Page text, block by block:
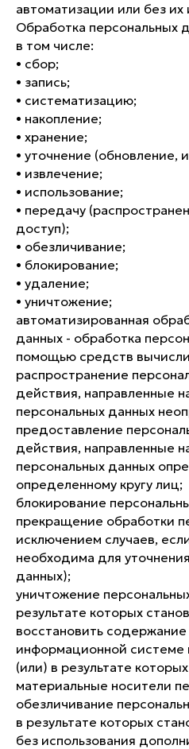
автоматизации или без их
Обработка персональных
в том числе:
• сбор;
• запись;
• систематизацию;
• накопление;
• хранение;
• уточнение (обновление,
• извлечение;
• использование;
• передачу
доступ);
• обезличивание;
• блокирование;
• удаление;
• уничтожение;
автоматизированная
данных - обработка
помощью средств
распространение
действия, направленные
персональных данных
предоставление
действия, направленные
персональных данных
определенному кругу лиц;
блокирование
прекращение обработки
исключением случаев,
необходима для
данных);
уничтожение
результате которых
восстановить
информационной системе
(или) в результате
материальные носители
обезличивание
в результате которых
без использования